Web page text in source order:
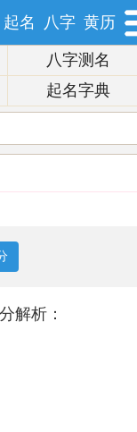
起名 八字 黄历
八字测名
起名字典
解析：